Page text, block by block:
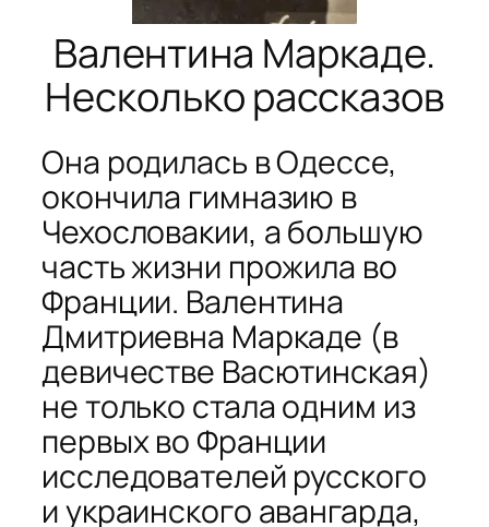
Валентина Маркаде.
Несколько рассказов
Она родилась в Одессе,
окончила гимназию в
Чехословакии, а большую
часть жизни прожила во
Франции. Валентина
Дмитриевна Маркаде (в
девичестве Васютинская)
не только стала одним из
первых во Франции
исследователей русского
и украинского авангарда,